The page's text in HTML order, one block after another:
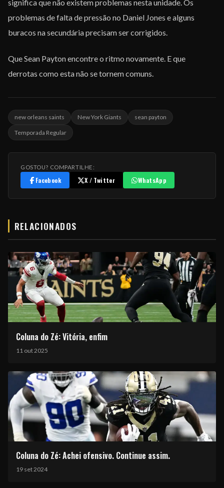
significa que não existem problemas nesta unidade. Os
problemas de falta de pressão no Daniel Jones e alguns
buracos na secundária precisam ser corrigidos.
Que Sean Payton encontre o ritmo novamente. E que
derrotas como esta não se tornem comuns.
new orleans saints New York Giants sean payton
Temporada Regular
GOSTOU? COMPARTILHE:
Facebook X / Twitter WhatsApp
RELACIONADOS
Coluna do Zé: Vitória, enfim
11 out 2025
Coluna do Zé: Achei ofensivo. Continue assim.
19 set 2024